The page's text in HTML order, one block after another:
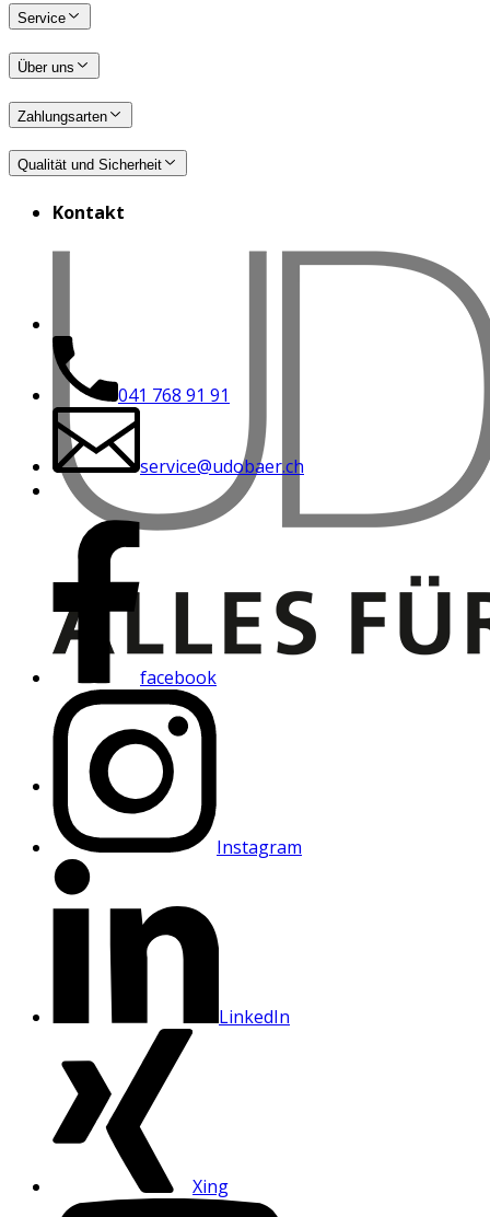
Service
Über uns
Zahlungsarten
Qualität und Sicherheit
Kontakt
041 768 91 91
service@udobaer.ch
facebook
Instagram
LinkedIn
Xing